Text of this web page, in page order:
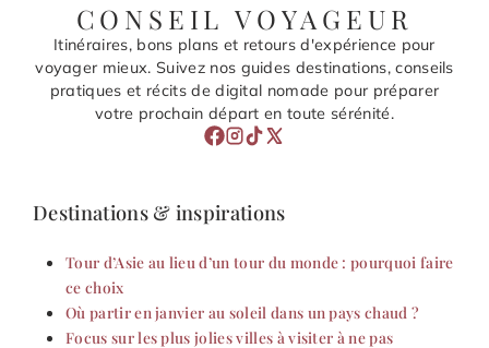
CONSEIL VOYAGEUR
Itinéraires, bons plans et retours d'expérience pour
voyager mieux. Suivez nos guides destinations, conseils
pratiques et récits de digital nomade pour préparer
votre prochain départ en toute sérénité.
Destinations & inspirations
Tour d’Asie au lieu d’un tour du monde : pourquoi faire
ce choix
Où partir en janvier au soleil dans un pays chaud ?
Focus sur les plus jolies villes à visiter à ne pas